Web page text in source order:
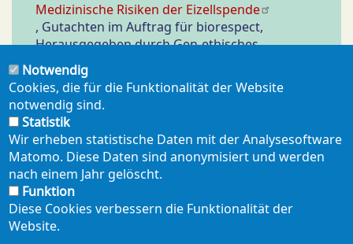
Medizinische Risiken der Eizellspende
, Gutachten im Auftrag für biorespect,
Herausgegeben durch Gen-ethisches
Netzwerk e.V., kostenlose Broschüre, 20 Seiten,
April 2022
Legaler Zugriff auf Eizellen als fauler
Kompromiss?
Notwendig
Cookies, die für die Funktionalität der Website
notwendig sind.
Statistik
Wir erheben statistische Daten mit der Analysesoftware
Matomo. Diese Daten sind anonymisiert und werden
nach einem Jahr gelöscht.
Funktion
Diese Cookies verbessern die Funktionalität der
Website.